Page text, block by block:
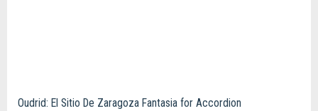
Oudrid: El Sitio De Zaragoza Fantasia for Accordion